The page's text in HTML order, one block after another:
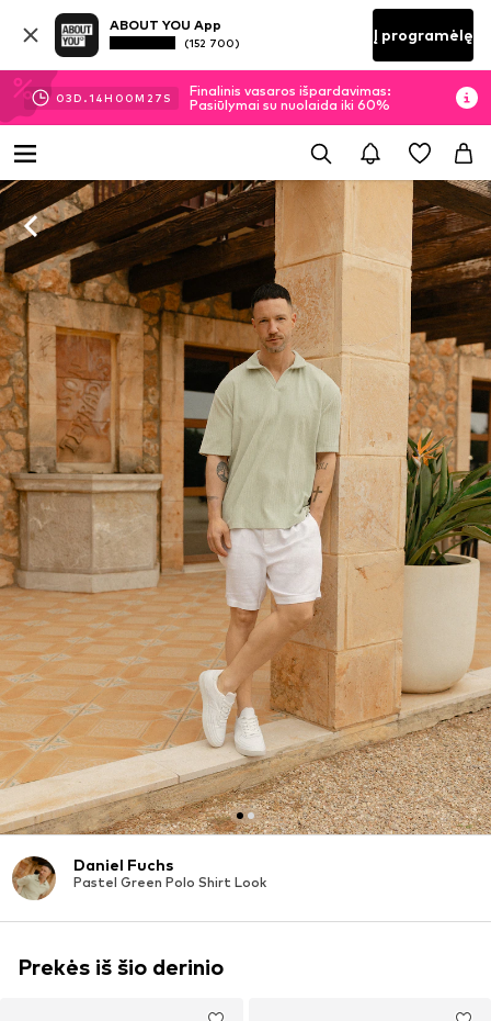
ABOUT YOU App
(152 700) Į programėlę
03D.14H 00M 26 S
Finalinis vasaros išpardavimas:
Pasiūlymai su nuolaida iki 60%
Daniel Fuchs
Pastel Green Polo Shirt Look
Prekės iš šio derinio